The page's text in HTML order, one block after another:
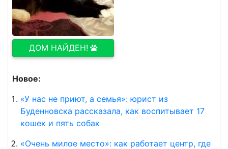
ДОМ НАЙДЕН!
Новое:
«У нас не приют, а семья»: юрист из
Буденновска рассказала, как воспитывает 17
кошек и пять собак
«Очень милое место»: как работает центр, где